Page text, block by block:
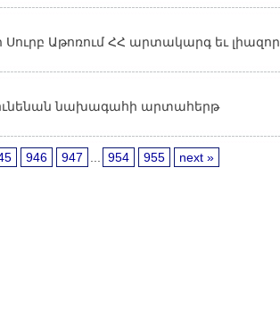
Աթոռում ՀՀ արտակարգ եւ լիազոր
նախագահի արտահերթ
946 947 954 955 next »